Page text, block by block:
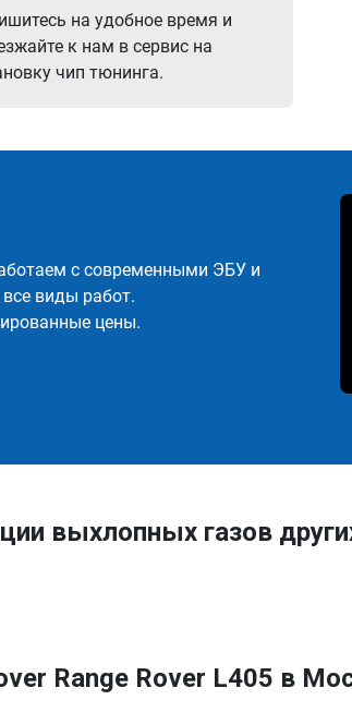
на удобное время и
к нам в сервис на
чип тюнинга.
с современными ЭБУ и
виды работ.
цены.
выхлопных газов
Range Rover L405 в